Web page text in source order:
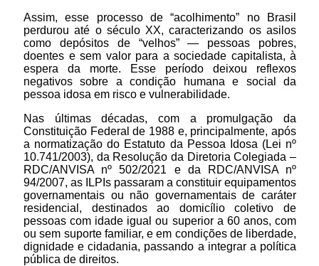
Assim, esse processo de “acolhimento” no Brasil
perdurou até o século XX, caracterizando os asilos
como depósitos de “velhos” — pessoas pobres,
doentes e sem valor para a sociedade capitalista, à
espera da morte. Esse período deixou reflexos
negativos sobre a condição humana e social da
pessoa idosa em risco e vulnerabilidade.
Nas últimas décadas, com a promulgação da
Constituição Federal de 1988 e, principalmente, após
a normatização do Estatuto da Pessoa Idosa (Lei nº
10.741/2003), da Resolução da Diretoria Colegiada –
RDC/ANVISA nº 502/2021 e da RDC/ANVISA nº
94/2007, as ILPIs passaram a constituir equipamentos
governamentais ou não governamentais de caráter
residencial, destinados ao domicílio coletivo de
pessoas com idade igual ou superior a 60 anos, com
ou sem suporte familiar, e em condições de liberdade,
dignidade e cidadania, passando a integrar a política
pública de direitos.